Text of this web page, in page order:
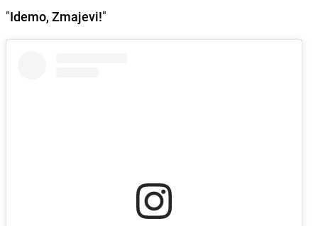
"Idemo, Zmajevi!"